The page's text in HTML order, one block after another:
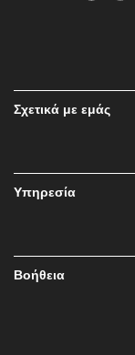
Σχετικά με εμάς
Υπηρεσία
Βοήθεια